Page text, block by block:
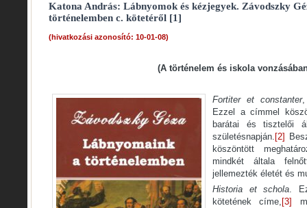
Katona András: Lábnyomok és kézjegyek. Závodszky
történelemben c. kötetéről [1]
(hivatkozási azonosító: 10-01-08)
(A történelem és iskola
Fortiter et constanter,
Ezzel a címmel
barátai és tisztelői
születésnapján. [2]
köszöntött
mindkét általa
jellemezték életét és
Historia et schola.
kötetének címe, [3]